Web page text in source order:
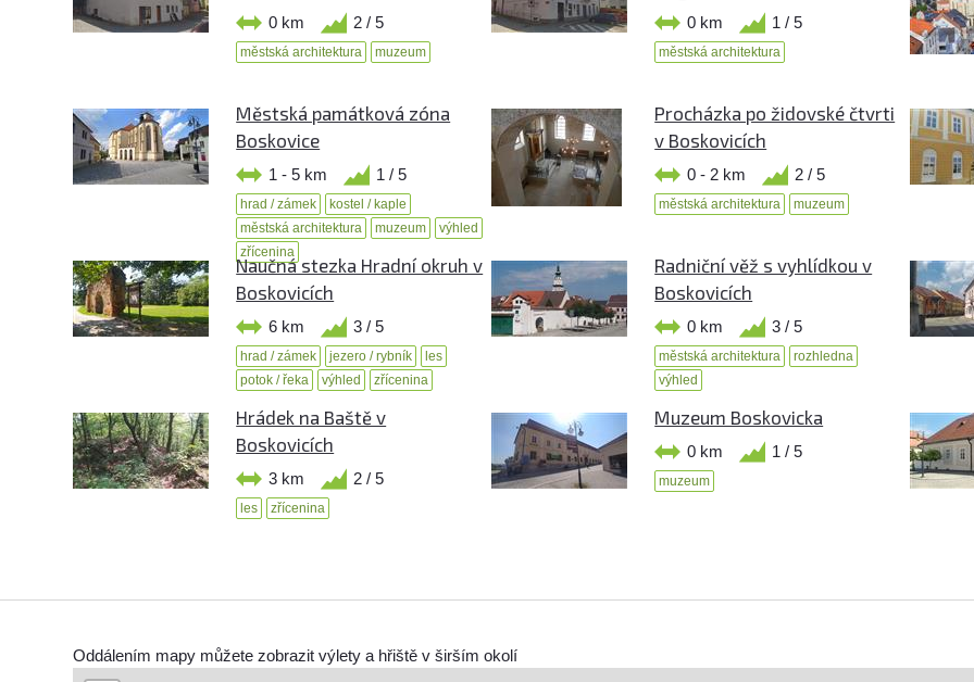
0 km 2 / 5
městská architektura muzeum
0 km 1 / 5
městská architektura
Městská památková zóna
Boskovice
1 - 5 km 1 / 5
hrad / zámek
kostel / kaple
městská architektura
muzeum
výhled
zřícenina
Procházka po židovské čtvrti
v Boskovicích
0 - 2 km 2 / 5
městská architektura muzeum
Naučná stezka Hradní okruh v
Boskovicích
6 km 3 / 5
hrad / zámek jezero / rybník
les
potok / řeka
výhled zřícenina
Radniční věž s vyhlídkou v
Boskovicích
0 km 3 / 5
městská architektura
rozhledna
výhled
Hrádek na Baště v
Boskovicích
3 km 2 / 5
les zřícenina
Muzeum Boskovicka
0 km 1 / 5
muzeum
Oddálením mapy můžete zobrazit výlety a hřiště v širším okolí